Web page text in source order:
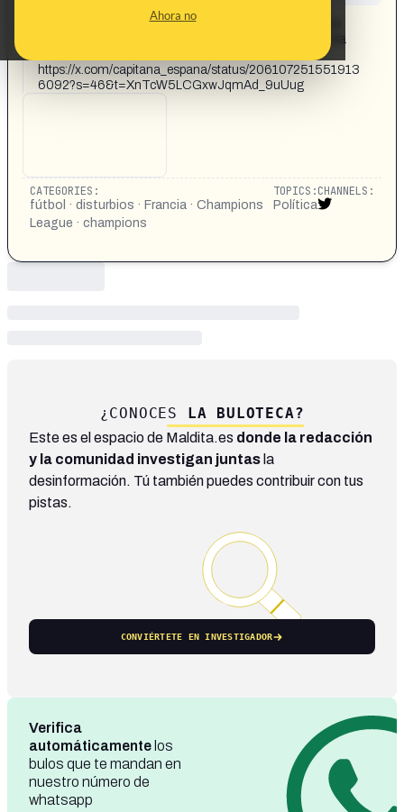
Ahora no
🚨🇫🇷 El hombre que aparece subido al capó del coche
celebrando la victoria del PSG es el diputado macronista
https://x.com/capitana_espana/status/206107251551913
6092?s=46&t=XnTcW5LCGxwJqmAd_9uUug
CATEGORIES:
fútbol · disturbios · Francia · Champions
League · champions
TOPICS:
Política
CHANNELS:
¿CONOCES LA BULOTECA?
Este es el espacio de Maldita.es donde la redacción
y la comunidad investigan juntas la
desinformación. Tú también puedes contribuir con tus
pistas.
CONVIÉRTETE EN INVESTIGADOR
Verifica
automáticamente los
bulos que te mandan en
nuestro número de
whatsapp